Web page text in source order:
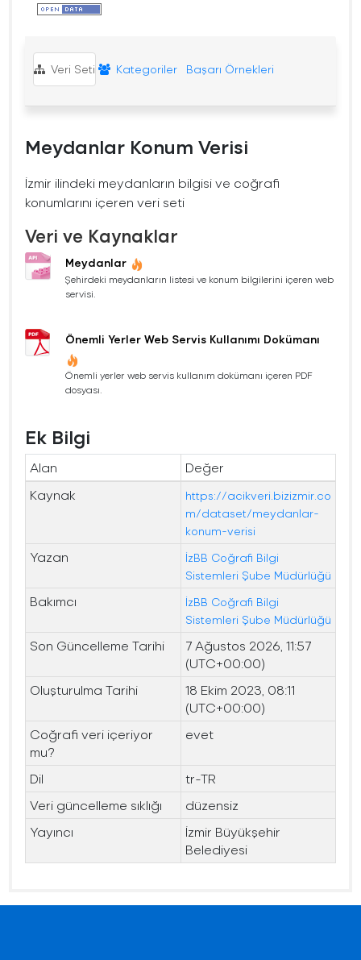
Veri Seti Kategoriler Başarı Örnekleri
Meydanlar Konum Verisi
İzmir ilindeki meydanların bilgisi ve coğrafi
konumlarını içeren veri seti
Veri ve Kaynaklar
Meydanlar
Şehirdeki meydanların listesi ve konum bilgilerini içeren web
servisi.
Önemli Yerler Web Servis Kullanımı Dokümanı
Önemli yerler web servis kullanım dokümanı içeren PDF
dosyası.
Ek Bilgi
Alan
Değer
Kaynak
https://acikveri.bizizmir.co
m/dataset/meydanlar-
konum-verisi
Yazan
İzBB Coğrafi Bilgi
Sistemleri Şube Müdürlüğü
Bakımcı
İzBB Coğrafi Bilgi
Sistemleri Şube Müdürlüğü
Son Güncelleme Tarihi
7 Ağustos 2026, 11:57
(UTC+00:00)
Oluşturulma Tarihi
18 Ekim 2023, 08:11
(UTC+00:00)
Coğrafi veri içeriyor
mu?
evet
Dil
tr-TR
Veri güncelleme sıklığı
düzensiz
Yayıncı
İzmir Büyükşehir
Belediyesi